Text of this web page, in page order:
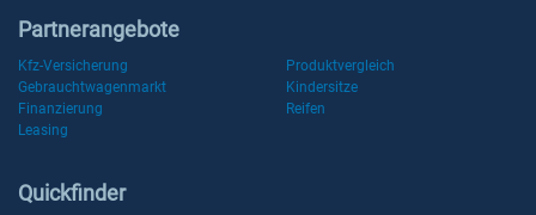
Partnerangebote
Kfz-Versicherung
Produktvergleich
Gebrauchtwagenmarkt
Kindersitze
Finanzierung
Reifen
Leasing
Quickfinder